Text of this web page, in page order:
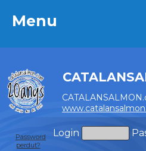
Menu
Login
Password
perdut?
Menu